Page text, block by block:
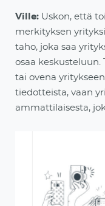
Ville: Uskon, että
merkityksen
taho, joka saa
osaa
tai ovena
tiedotteista, vaan
ammattilaisesta,